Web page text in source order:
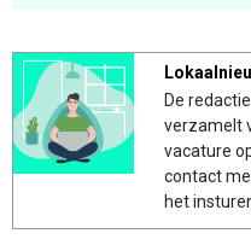
De
verzamelt
vacature
contact
het